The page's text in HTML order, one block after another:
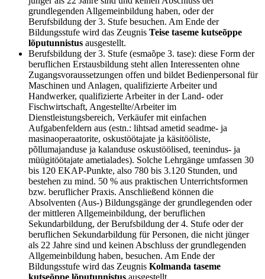
grundlegenden Allgemeinbildung haben, oder der
Berufsbildung der 3. Stufe besuchen. Am Ende der
Bildungsstufe wird das Zeugnis Teise taseme kutseõppe
lõputunnistus ausgestellt.
Berufsbildung der 3. Stufe (esmaõpe 3. tase): diese Form der
beruflichen Erstausbildung steht allen Interessenten ohne
Zugangsvoraussetzungen offen und bildet Bedienpersonal für
Maschinen und Anlagen, qualifizierte Arbeiter und
Handwerker, qualifizierte Arbeiter in der Land- oder
Fischwirtschaft, Angestellte/Arbeiter im
Dienstleistungsbereich, Verkäufer mit einfachen
Aufgabenfeldern aus (estn.: lihtsad ametid seadme- ja
masinaoperaatorite, oskustöötajate ja käsitööliste,
põllumajanduse ja kalanduse oskustöölised, teenindus- ja
müügitöötajate ametialades). Solche Lehrgänge umfassen 30
bis 120 EKAP-Punkte, also 780 bis 3.120 Stunden, und
bestehen zu mind. 50 % aus praktischen Unterrichtsformen
bzw. beruflicher Praxis. Anschließend können die
Absolventen (Aus-) Bildungsgänge der grundlegenden oder
der mittleren Allgemeinbildung, der beruflichen
Sekundarbildung, der Berufsbildung der 4. Stufe oder der
beruflichen Sekundarbildung für Personen, die nicht jünger
als 22 Jahre sind und keinen Abschluss der grundlegenden
Allgemeinbildung haben, besuchen. Am Ende der
Bildungsstufe wird das Zeugnis Kolmanda taseme